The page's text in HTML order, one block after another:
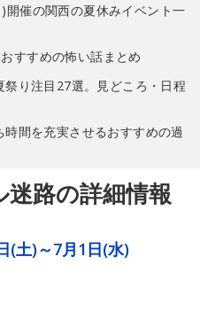
催の関西の夏休みイベント一
すすめの怖い話まとめ
祭り注目27選。見どころ・日程
時間を充実させるおすすめの過
路の詳細情報
(土)～7月1日(水)